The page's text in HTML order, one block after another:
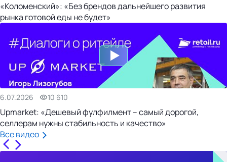
«Коломенский»: «Без брендов дальнейшего развития
рынка готовой еды не будет»
6.07.2026 10 610
Upmarket: «Дешевый фулфилмент – самый дорогой,
селлерам нужны стабильность и качество»
Все видео